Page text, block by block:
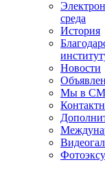
среда
История
Новости
Мы в